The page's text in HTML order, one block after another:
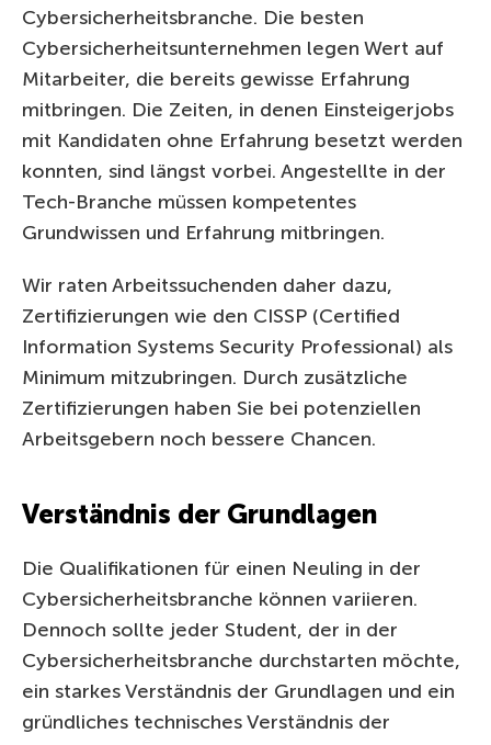
Cybersicherheitsbranche. Die besten
Cybersicherheitsunternehmen legen Wert auf
Mitarbeiter, die bereits gewisse Erfahrung
mitbringen. Die Zeiten, in denen Einsteigerjobs
mit Kandidaten ohne Erfahrung besetzt werden
konnten, sind längst vorbei. Angestellte in der
Tech-Branche müssen kompetentes
Grundwissen und Erfahrung mitbringen.
Wir raten Arbeitssuchenden daher dazu,
Zertifizierungen wie den CISSP (Certified
Information Systems Security Professional) als
Minimum mitzubringen. Durch zusätzliche
Zertifizierungen haben Sie bei potenziellen
Arbeitsgebern noch bessere Chancen.
Verständnis der Grundlagen
Die Qualifikationen für einen Neuling in der
Cybersicherheitsbranche können variieren.
Dennoch sollte jeder Student, der in der
Cybersicherheitsbranche durchstarten möchte,
ein starkes Verständnis der Grundlagen und ein
gründliches technisches Verständnis der